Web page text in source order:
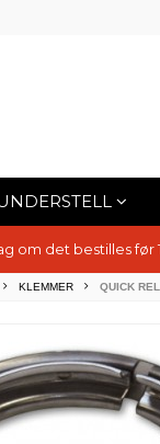
om det bestilles før
KLEMMER QUICK